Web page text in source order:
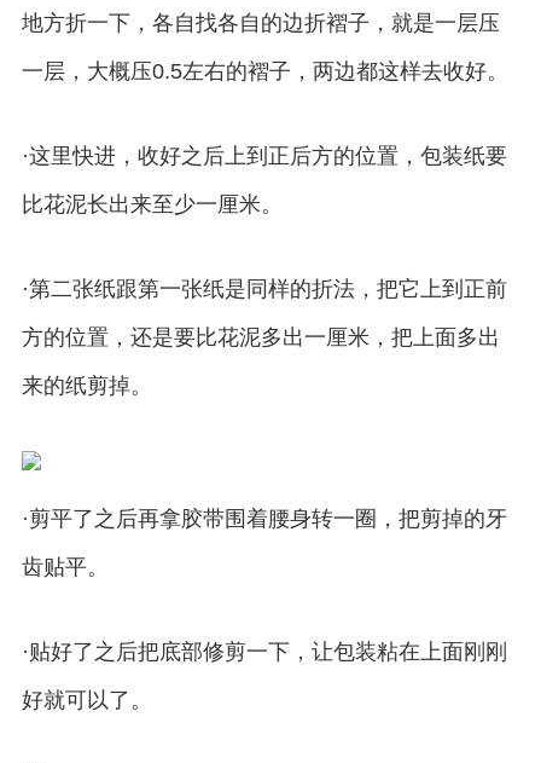
地方折一下，各自找各自的边折褶子，就是一层压
一层，大概压0.5左右的褶子，两边都这样去收好。
·这里快进，收好之后上到正后方的位置，包装纸要
比花泥长出来至少一厘米。
·第二张纸跟第一张纸是同样的折法，把它上到正前
方的位置，还是要比花泥多出一厘米，把上面多出
来的纸剪掉。
·剪平了之后再拿胶带围着腰身转一圈，把剪掉的牙
齿贴平。
·贴好了之后把底部修剪一下，让包装粘在上面刚刚
好就可以了。